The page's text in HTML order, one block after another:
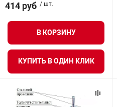
и аналитики
объектов
периметра
414 руб / шт.
В КОРЗИНУ
КУПИТЬ В ОДИН КЛИК